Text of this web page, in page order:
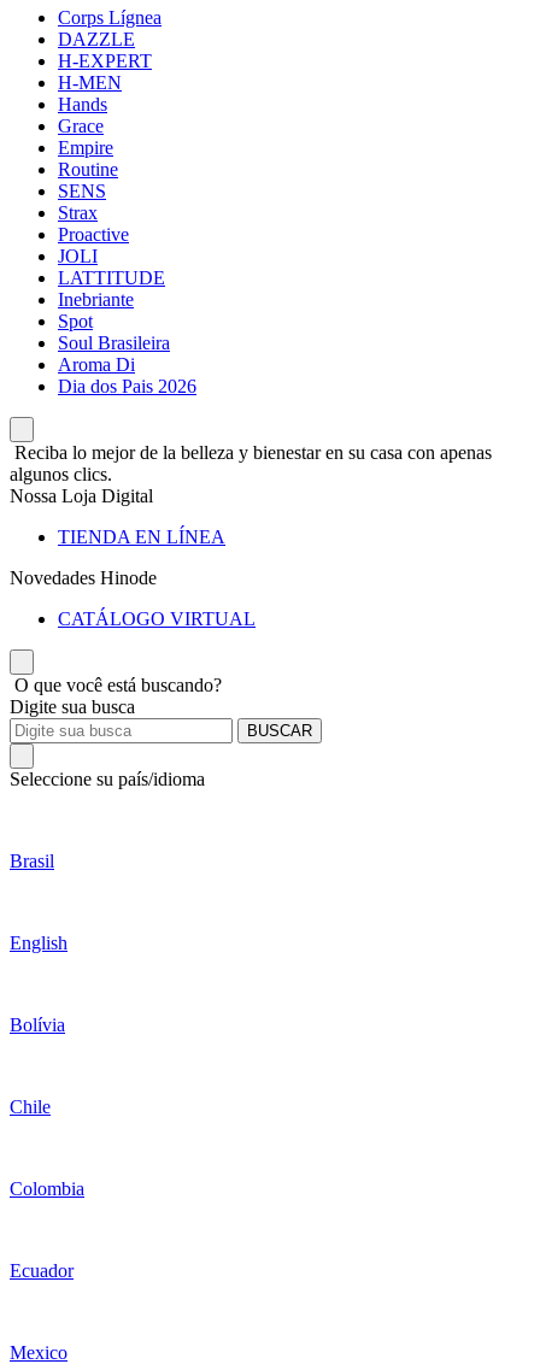
Corps Lígnea
DAZZLE
H-EXPERT
H-MEN
Hands
Grace
Empire
Routine
SENS
Strax
Proactive
JOLI
LATTITUDE
Inebriante
Spot
Soul Brasileira
Aroma Di
Dia dos Pais 2026
Reciba lo mejor de la belleza y bienestar en su casa con apenas
algunos clics.
Nossa Loja Digital
TIENDA EN LÍNEA
Novedades Hinode
CATÁLOGO VIRTUAL
O que você está buscando?
Digite sua busca
BUSCAR
Seleccione su país/idioma
Brasil
English
Bolívia
Chile
Colombia
Ecuador
Mexico